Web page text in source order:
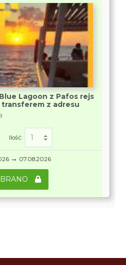
Lagoon z Pafos rejs
transferem z adresu
Ilość:
→ 07.08.2026